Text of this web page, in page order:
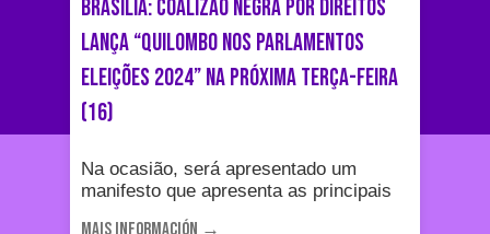
Brasília: Coalizão Negra por Direitos
lança “Quilombo nos Parlamentos
Eleições 2024” na próxima terça-feira
(16)
Na ocasião, será apresentado um
manifesto que apresenta as principais
MAIS INFORMACIÓN →